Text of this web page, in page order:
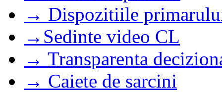
→ Dispozitiile
→Sedinte video CL
→ Transparenta
→ Caiete de sarcini